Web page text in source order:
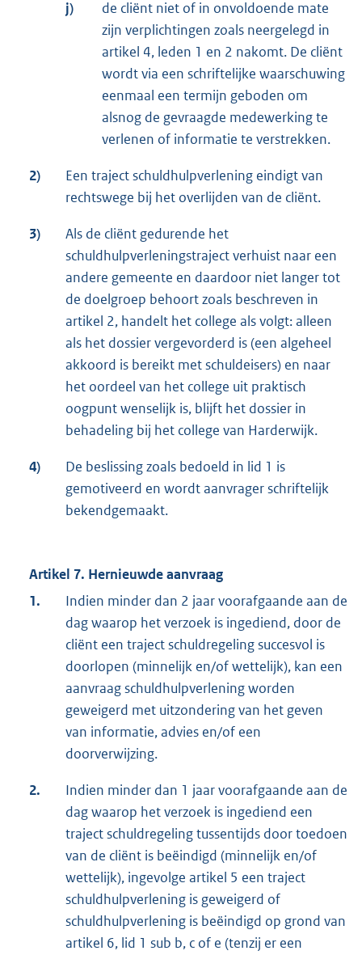
j)
de cliënt niet of in onvoldoende mate
zijn verplichtingen zoals neergelegd in
artikel 4, leden 1 en 2 nakomt. De cliënt
wordt via een schriftelijke waarschuwing
eenmaal een termijn geboden om
alsnog de gevraagde medewerking te
verlenen of informatie te verstrekken.
2)
Een traject schuldhulpverlening eindigt van
rechtswege bij het overlijden van de cliënt.
3)
Als de cliënt gedurende het
schuldhulpverleningstraject verhuist naar een
andere gemeente en daardoor niet langer tot
de doelgroep behoort zoals beschreven in
artikel 2, handelt het college als volgt: alleen
als het dossier vergevorderd is (een algeheel
akkoord is bereikt met schuldeisers) en naar
het oordeel van het college uit praktisch
oogpunt wenselijk is, blijft het dossier in
behadeling bij het college van Harderwijk.
4)
De beslissing zoals bedoeld in lid 1 is
gemotiveerd en wordt aanvrager schriftelijk
bekendgemaakt.
Artikel 7. Hernieuwde aanvraag
1.
Indien minder dan 2 jaar voorafgaande aan de
dag waarop het verzoek is ingediend, door de
cliënt een traject schuldregeling succesvol is
doorlopen (minnelijk en/of wettelijk), kan een
aanvraag schuldhulpverlening worden
geweigerd met uitzondering van het geven
van informatie, advies en/of een
doorverwijzing.
2.
Indien minder dan 1 jaar voorafgaande aan de
dag waarop het verzoek is ingediend een
traject schuldregeling tussentijds door toedoen
van de cliënt is beëindigd (minnelijk en/of
wettelijk), ingevolge artikel 5 een traject
schuldhulpverlening is geweigerd of
schuldhulpverlening is beëindigd op grond van
artikel 6, lid 1 sub b, c of e (tenzij er een